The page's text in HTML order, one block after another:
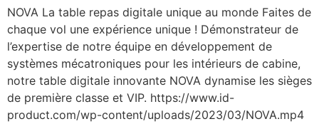
NOVA La table repas digitale unique au monde Faites de
chaque vol une expérience unique ! Démonstrateur de
l’expertise de notre équipe en développement de
systèmes mécatroniques pour les intérieurs de cabine,
notre table digitale innovante NOVA dynamise les sièges
de première classe et VIP. https://www.id-
product.com/wp-content/uploads/2023/03/NOVA.mp4